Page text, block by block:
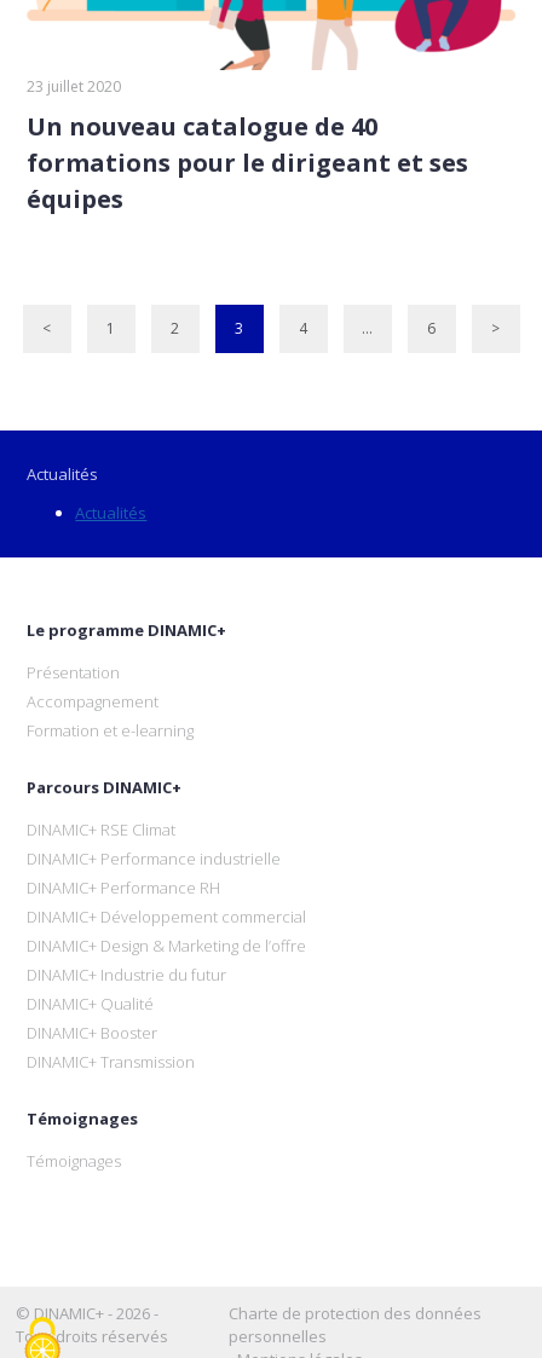
23 juillet 2020
Un nouveau catalogue de 40
formations pour le dirigeant et ses
équipes
< 1 2 3 4 … 6 >
Actualités
Actualités
Le programme DINAMIC+
Présentation
Accompagnement
Formation et e-learning
Parcours DINAMIC+
DINAMIC+ RSE Climat
DINAMIC+ Performance industrielle
DINAMIC+ Performance RH
DINAMIC+ Développement commercial
DINAMIC+ Design & Marketing de l’offre
DINAMIC+ Industrie du futur
DINAMIC+ Qualité
DINAMIC+ Booster
DINAMIC+ Transmission
Témoignages
Témoignages
© DINAMIC+ - 2026 -
Tous droits réservés
Charte de protection des données
personnelles